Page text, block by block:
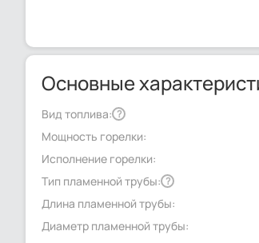
Основные
Вид топлива: ?
Мощность горелки:
Исполнение горелки:
Тип пламенной трубы: ?
Длина пламенной трубы:
Диаметр пламенной трубы: